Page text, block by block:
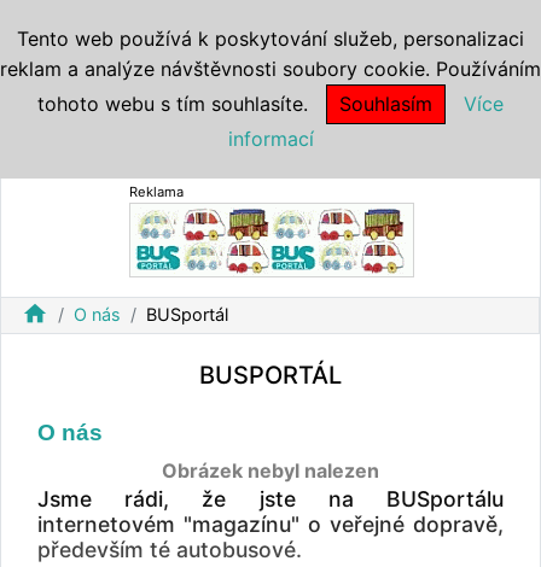
Reklama
home O nás BUSportál
BUSPORTÁL
O nás
Obrázek nebyl nalezen
Jsme rádi, že jste na BUSportálu
internetovém "magazínu" o veřejné dopravě,
především té autobusové.
Tento web používá k poskytování služeb, personalizaci
reklam a analýze návštěvnosti soubory cookie. Používáním
tohoto webu s tím souhlasíte.
Souhlasím
Více
informací